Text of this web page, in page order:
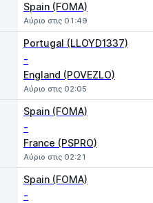
Spain (FOMA)
Αύριο στις 01:49
Portugal (LLOYD1337)
-
England (POVEZLO)
Αύριο στις 02:05
Spain (FOMA)
-
France (PSPRO)
Αύριο στις 02:21
Spain (FOMA)
-